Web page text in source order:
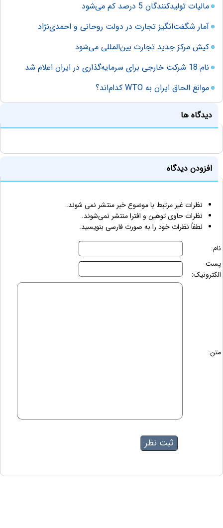
مالیات تولیدکنندگان 5 درصد کم می‌شود
آمار شگفت‌انگیز تجارت در دولت‌ روحانی و احمدی‌نژاد
کیش مرکز جدید تجارت بین‌المللی می‌شود
نام 18 شرکت خارجی برای سرمایه‌گذاری در ایران اعلام شد
موانع الحاق ایران به WTO کدام‌اند؟
دیدگاه ها
افزودن دیدگاه
نظرات غیر مرتبط با موضوع خبر منتشر نمی شوند.
نظرات حاوی توهین و افترا منتشر نمی‌شوند.
لطفاً نظرات خود را به صورت فارسی بنویسید.
نام:
پست
الکترونیک:
متن: